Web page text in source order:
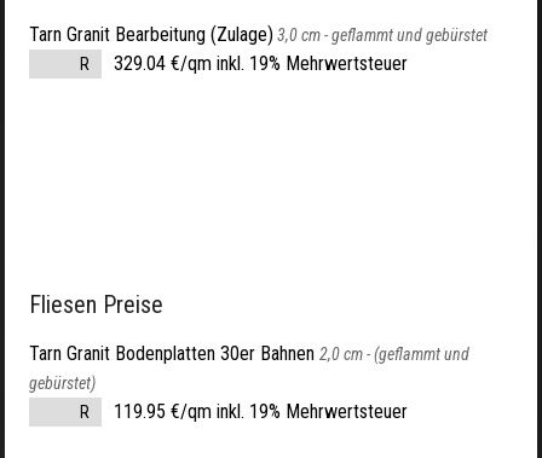
Tarn Granit Bearbeitung (Zulage) 3,0 cm -geflammt und gebürstet
R
329.04 €/qm inkl. 19% Mehrwertsteuer
Fliesen Preise
Tarn Granit Bodenplatten 30er Bahnen 2,0 cm -(geflammt und
gebürstet)
R
119.95 €/qm inkl. 19% Mehrwertsteuer